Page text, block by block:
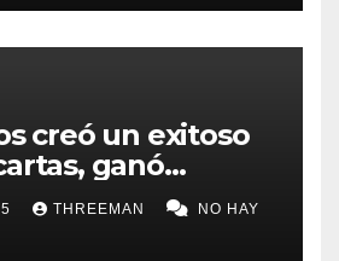
creó un exitoso
ganó
vendió la
su sueño
THREEMAN NO HAY